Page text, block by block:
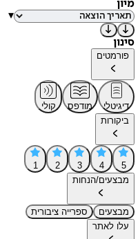
מיון
▾
סינון
פורמטים
דיגיטלי מודפס
קולי
ביקורות
5
4
3
2
1
מבצעים/הנחות
מבצעים
ספרייה ציבורית
עלו לאתר